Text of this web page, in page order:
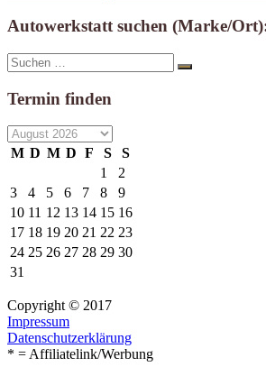
Autowerkstatt suchen (Marke/
Suche
nach:
Suchen
Termin finden
M D M D F S
S
1
2
3
4 5 6 7 8
9
10 11 12 13 14 15 16
17 18 19 20 21 22 23
24 25 26 27 28 29 30
31
Copyright © 2017
Impressum
Datenschutzerklärung
* = Affiliatelink/Werbung